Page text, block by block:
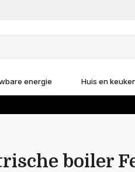
energie Huis en
boiler